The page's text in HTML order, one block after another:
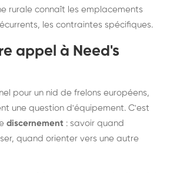
rurale connaît les emplacements
les contraintes spécifiques.
appel à Need's
pour un nid de frelons européens,
une question d'équipement. C'est
discernement : savoir quand
quand orienter vers une autre